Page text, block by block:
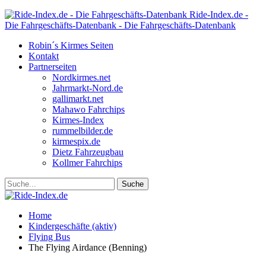
Ride-Index.de -
Die Fahrgeschäfts-Datenbank - Die Fahrgeschäfts-Datenbank
Robin´s Kirmes Seiten
Kontakt
Partnerseiten
Nordkirmes.net
Jahrmarkt-Nord.de
gallimarkt.net
Mahawo Fahrchips
Kirmes-Index
rummelbilder.de
kirmespix.de
Dietz Fahrzeugbau
Kollmer Fahrchips
Home
Kindergeschäfte (aktiv)
Flying Bus
The Flying Airdance (Benning)